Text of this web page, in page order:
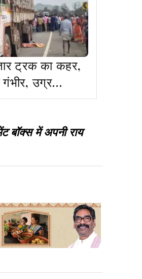
ट्रक का कहर,
गंभीर, उग्र
की
बॉक्स में अपनी राय